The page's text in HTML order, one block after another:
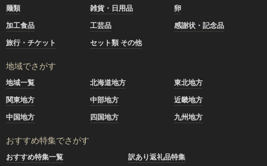
麺類
雑貨・日用品
卵
加工食品
工芸品
感謝状・記念品
旅行・チケット
セット類 その他
地域でさがす
地域一覧 北海道地方
東北地方
関東地方
中部地方
近畿地方
中国地方
四国地方 九州地方
おすすめ特集でさがす
おすすめ特集一覧
訳あり返礼品特集